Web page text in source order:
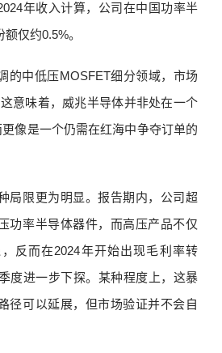
年收入计算，公司在中国功率半
仅约0.5%。
的中低压MOSFET细分领域，市场
意味着，威兆半导体并非处在一个
更像是一个仍需在红海中争夺订单的
局限更为明显。报告期内，公司超
功率半导体器件，而高压产品不仅
反而在2024年开始出现毛利率转
度进一步下探。某种程度上，这暴
径可以延展，但市场验证并不会自